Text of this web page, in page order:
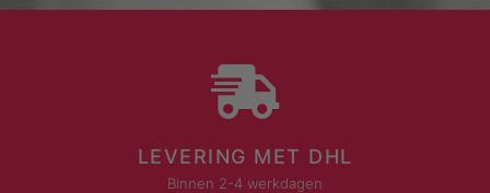
LEVERING MET DHL
Binnen 2-4 werkdagen